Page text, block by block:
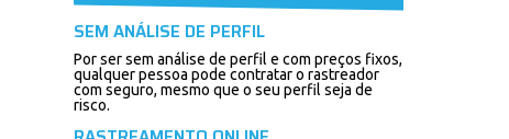
SEM ANÁLISE DE PERFIL
Por ser sem análise de perfil e com preços fixos,
qualquer pessoa pode contratar o rastreador
com seguro, mesmo que o seu perfil seja de
risco.